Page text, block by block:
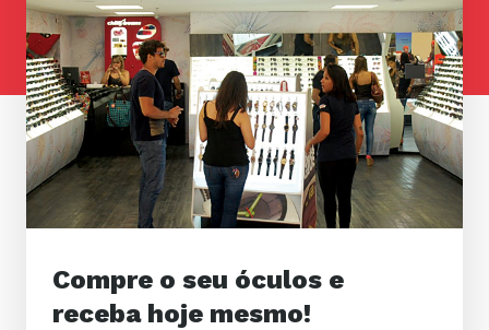
Compre o seu óculos e
receba hoje mesmo!